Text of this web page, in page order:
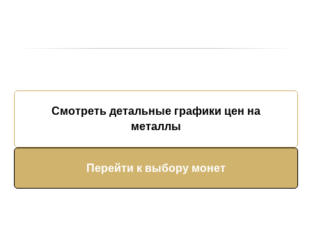
Смотреть детальные графики цен на
металлы
Перейти к выбору монет